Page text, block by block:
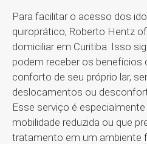
Para facilitar o acesso dos
quiroprático, Roberto Hentz
domiciliar em Curitiba. Isso
podem receber os benefícios
conforto de seu próprio lar,
deslocamentos ou
Esse serviço é
mobilidade reduzida ou que
tratamento em um ambiente